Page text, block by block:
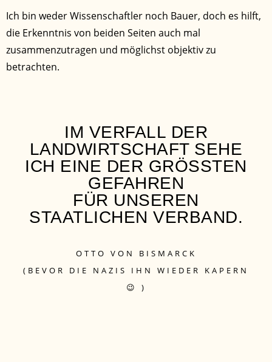
Ich bin weder Wissenschaftler noch Bauer, doch es hilft,
die Erkenntnis von beiden Seiten auch mal
zusammenzutragen und möglichst objektiv zu
betrachten.
IM VERFALL DER
LANDWIRTSCHAFT SEHE
ICH EINE DER GRÖSSTEN G
EFAHREN
FÜR UNSEREN
STAATLICHEN VERBAND.
OTTO VON BISMARCK
(BEVOR DIE NAZIS IHN WIEDER KAPERN
😉 )